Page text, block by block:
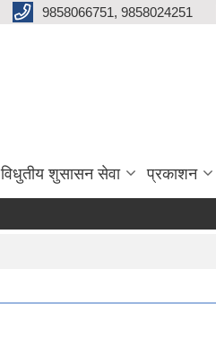
9858066751, 9858024251
विधुतीय शुसासन सेवा प्रकाशन